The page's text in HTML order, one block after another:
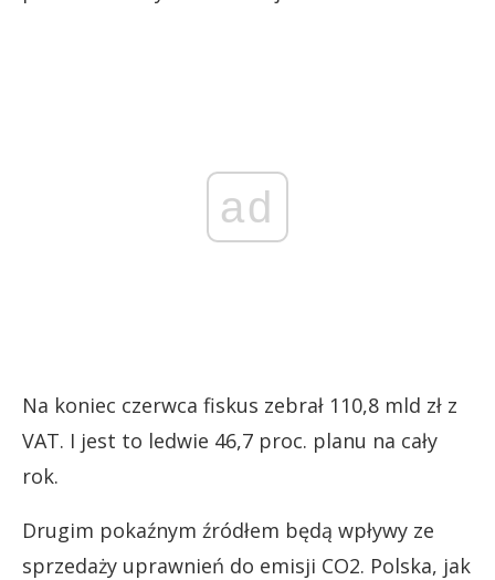
ad
Na koniec czerwca fiskus zebrał 110,8 mld zł z
VAT. I jest to ledwie 46,7 proc. planu na cały
rok.
Drugim pokaźnym źródłem będą wpływy ze
sprzedaży uprawnień do emisji CO2. Polska, jak